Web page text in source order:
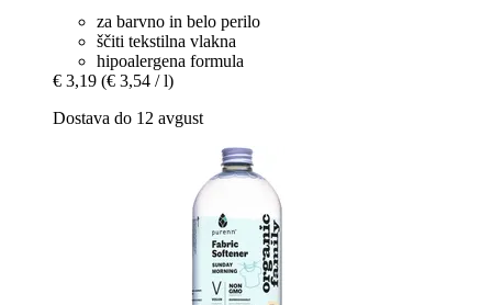
za barvno in belo perilo
ščiti tekstilna vlakna
hipoalergena formula
€ 3,19 (€ 3,54 / l)
Dostava do 12 avgust